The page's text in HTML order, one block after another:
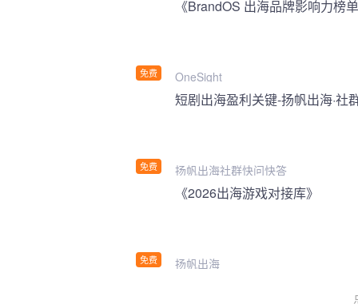
免费
《BrandOS 出海品牌影响力榜
OneSight
免费
短剧出海盈利关键-扬帆出海·社
扬帆出海社群快问快答
免费
《2026出海游戏对接库》
扬帆出海